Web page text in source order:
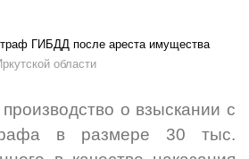
области
о взыскании с
в размере 30 тыс.